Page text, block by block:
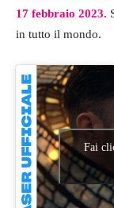
17 febbraio 2023.
in tutto il mondo.
Fai